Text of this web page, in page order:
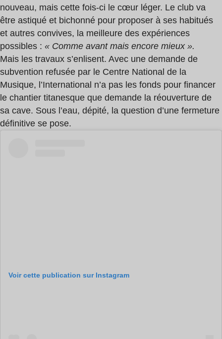
nouveau, mais cette fois-ci le cœur léger. Le club va
être astiqué et bichonné pour proposer à ses habitués
et autres convives, la meilleure des expériences
possibles : « Comme avant mais encore mieux ».
Mais les travaux s’enlisent. Avec une demande de
subvention refusée par le Centre National de la
Musique, l’International n’a pas les fonds pour financer
le chantier titanesque que demande la réouverture de
sa cave. Sous l’eau, dépité, la question d’une fermeture
définitive se pose.
Voir cette publication sur Instagram